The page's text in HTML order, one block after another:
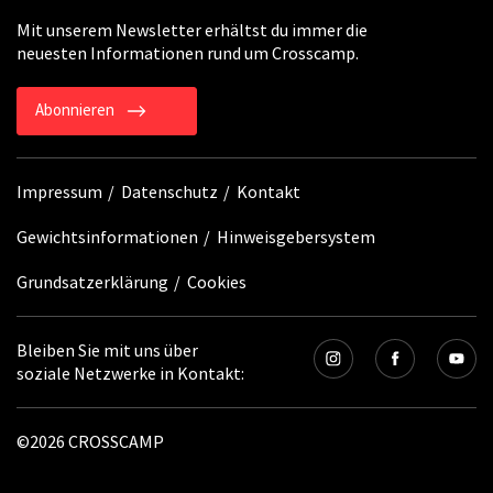
Mit unserem Newsletter erhältst du immer die
neuesten Informationen rund um Crosscamp.
Abonnieren
Impressum Datenschutz Kontakt
Gewichtsinformationen Hinweisgebersystem
Grundsatzerklärung Cookies
Bleiben Sie mit uns über
soziale Netzwerke in Kontakt:
©2026 CROSSCAMP